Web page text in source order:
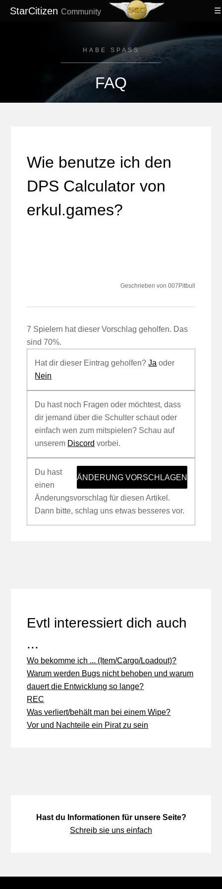
StarCitizen Community
HABE SPASS
FAQ
Wie benutze ich den
DPS Calculator von
erkul.games?
Geschrieben von 007Pitbull
7 Spielern hat dieser Vorschlag geholfen. Das
sind 70%.
Hat dir dieser Eintrag geholfen?Ja oder
Nein
Du hast noch Fragen oder möchtest, dass
dir jemand über die Schulter schaut oder
einfach wen zum mitspielen? Schau auf
unserem Discord vorbei.
ÄNDERUNG VORSCHLAGEN
Du hast
einen
Änderungsvorschlag für diesen Artikel.
Dann bitte, schlag uns etwas besseres vor.
Evtl interessiert dich auch
...
Wo bekomme ich ... (Item/Cargo/Loadout)?
Warum werden Bugs nicht behoben und warum
dauert die Entwicklung so lange?
REC
Was verliert/behält man bei einem Wipe?
Vor und Nachteile ein Pirat zu sein
Hast du Informationen für unsere Seite?
Schreib sie uns einfach